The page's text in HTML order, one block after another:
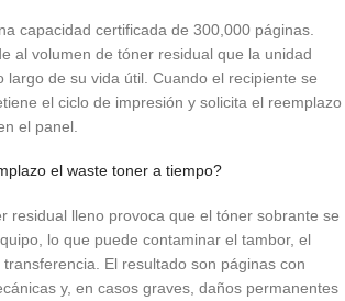
capacidad certificada de 300,000 páginas.
al volumen de tóner residual que la unidad
largo de su vida útil. Cuando el recipiente se
el ciclo de impresión y solicita el reemplazo
el panel.
el waste toner a tiempo?
residual lleno provoca que el tóner sobrante se
lo que puede contaminar el tambor, el
El resultado son páginas con
y, en casos graves, daños permanentes